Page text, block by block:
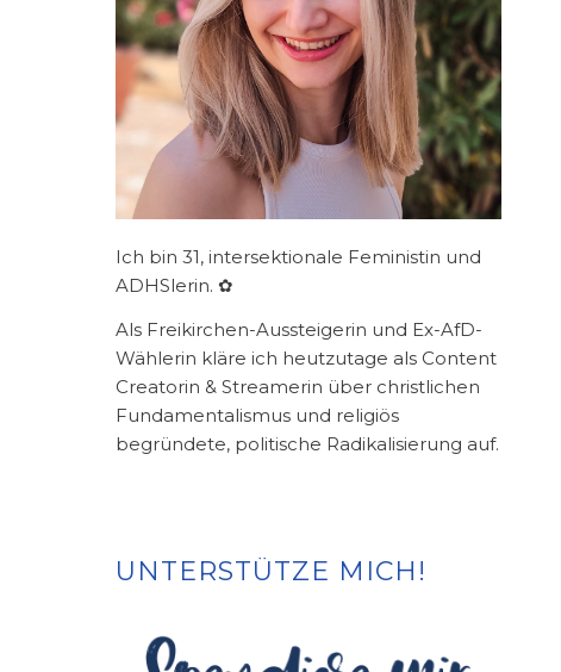
Ich bin 31, intersektionale Feministin und
ADHSlerin. ✿
Als Freikirchen-Aussteigerin und Ex-AfD-
Wählerin kläre ich heutzutage als Content
Creatorin & Streamerin über christlichen
Fundamentalismus und religiös
begründete, politische Radikalisierung auf.
UNTERSTÜTZE MICH!